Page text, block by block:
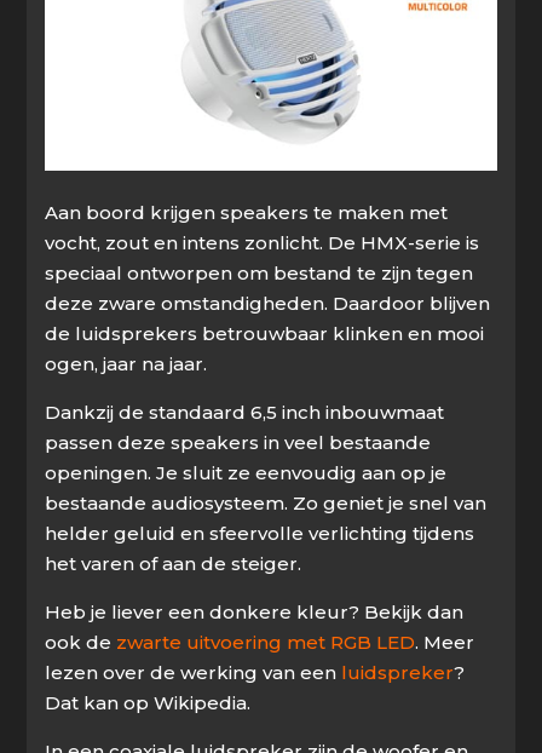
Aan boord krijgen speakers te maken met
vocht, zout en intens zonlicht. De HMX-serie is
speciaal ontworpen om bestand te zijn tegen
deze zware omstandigheden. Daardoor blijven
de luidsprekers betrouwbaar klinken en mooi
ogen, jaar na jaar.
Dankzij de standaard 6,5 inch inbouwmaat
passen deze speakers in veel bestaande
openingen. Je sluit ze eenvoudig aan op je
bestaande audiosysteem. Zo geniet je snel van
helder geluid en sfeervolle verlichting tijdens
het varen of aan de steiger.
Heb je liever een donkere kleur? Bekijk dan
ook de zwarte uitvoering met RGB LED. Meer
lezen over de werking van een luidspreker?
Dat kan op Wikipedia.